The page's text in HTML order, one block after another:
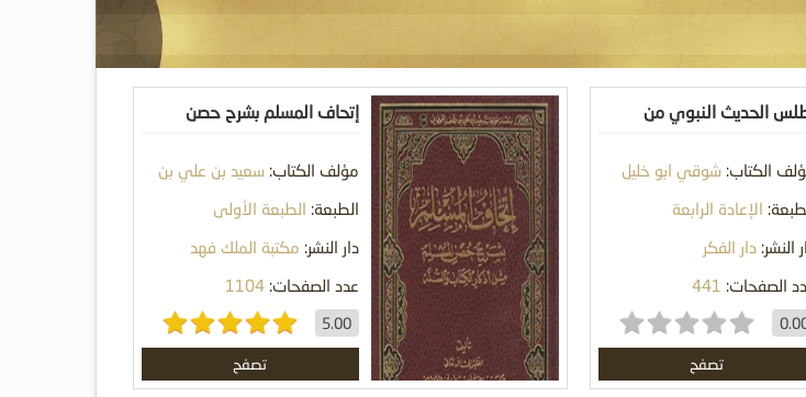
الحديث النبوي من
الكتاب: شوقي ابو خليل
الإعادة الرابعة
النشر: دار الفكر
الصفحات: 441
تصفح
إتحاف المسلم بشرح حصن
والسنة
مؤلف الكتاب:سعيد بن علي بن
وهف القحطاني
الطبعة: الطبعة الأولى
دار النشر: مكتبة الملك فهد
الوطنية
عدد الصفحات:1104
5.00
تصفح